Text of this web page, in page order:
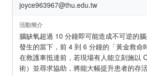
joyce963967@thu.edu.tw
活動簡介
腦缺氧超過 10 分鐘即可能造成不可逆的
發生的當下，前 4 到 6 分鐘的「黃金救命
在救護車抵達前，若現場有人能立刻施以
術）並尋求協助，將能大幅提升患者的存活